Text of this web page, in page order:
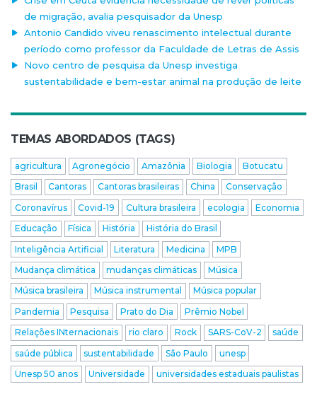
de migração, avalia pesquisador da Unesp
Antonio Candido viveu renascimento intelectual durante
período como professor da Faculdade de Letras de Assis
Novo centro de pesquisa da Unesp investiga
sustentabilidade e bem-estar animal na produção de leite
TEMAS ABORDADOS (TAGS)
agricultura Agronegócio Amazônia Biologia
Botucatu
Brasil
Cantoras Cantoras brasileiras China
Conservação
Coronavírus
Covid-19 Cultura brasileira ecologia
Economia
Educação
Física História
História do Brasil
Inteligência Artificial
Literatura Medicina
MPB
Mudança climática
mudanças climáticas
Música
Música brasileira
Música instrumental
Música popular
Pandemia
Pesquisa Prato do Dia
Prêmio Nobel
Relações INternacionais
rio claro Rock SARS-CoV-2
saúde
saúde pública
sustentabilidade São Paulo
unesp
Unesp 50 anos
Universidade universidades estaduais paulistas